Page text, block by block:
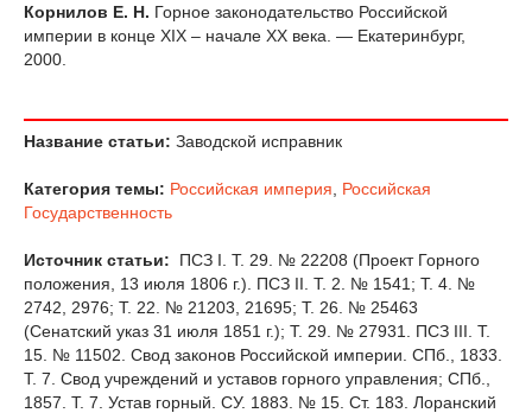
Корнилов Е. Н. Горное законодательство Российской
империи в конце XIX – начале XX века. — Екатеринбург,
2000.
Название статьи: Заводской исправник
Категория темы: Российская империя
Российская
Государственность
Источник статьи:
ПСЗ I. Т. 29. № 22208 (Проект Горного
положения, 13 июля 1806 г.). ПСЗ II. Т. 2. № 1541; Т. 4. №
2742, 2976; Т. 22. № 21203, 21695; Т. 26. № 25463
(Сенатский указ 31 июля 1851 г.); Т. 29. № 27931. ПСЗ III. Т.
15. № 11502. Свод законов Российской империи. СПб., 1833.
Т. 7. Свод учреждений и уставов горного управления; СПб.,
1857. Т. 7. Устав горный. СУ. 1883. № 15. Ст. 183. Лоранский